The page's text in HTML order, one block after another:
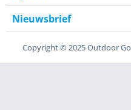
Nieuwsbrief
Copyright © 2025 Outdoor